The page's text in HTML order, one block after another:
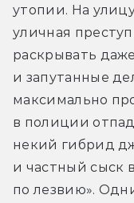
утопии. На
уличная
раскрывать
и запутанные
максимально
в полиции
некий гибрид
и частный сыск
по лезвию».